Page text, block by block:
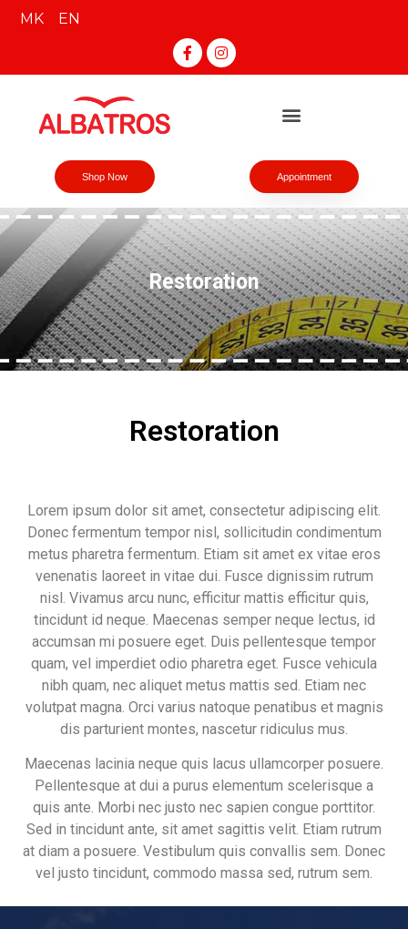
MK EN
Shop Now Appointment
Restoration
Restoration
Lorem ipsum dolor sit amet, consectetur adipiscing elit.
Donec fermentum tempor nisl, sollicitudin condimentum
metus pharetra fermentum. Etiam sit amet ex vitae eros
venenatis laoreet in vitae dui. Fusce dignissim rutrum
nisl. Vivamus arcu nunc, efficitur mattis efficitur quis,
tincidunt id neque. Maecenas semper neque lectus, id
accumsan mi posuere eget. Duis pellentesque tempor
quam, vel imperdiet odio pharetra eget. Fusce vehicula
nibh quam, nec aliquet metus mattis sed. Etiam nec
volutpat magna. Orci varius natoque penatibus et magnis
dis parturient montes, nascetur ridiculus mus.
Maecenas lacinia neque quis lacus ullamcorper posuere.
Pellentesque at dui a purus elementum scelerisque a
quis ante. Morbi nec justo nec sapien congue porttitor.
Sed in tincidunt ante, sit amet sagittis velit. Etiam rutrum
at diam a posuere. Vestibulum quis convallis sem. Donec
vel justo tincidunt, commodo massa sed, rutrum sem.